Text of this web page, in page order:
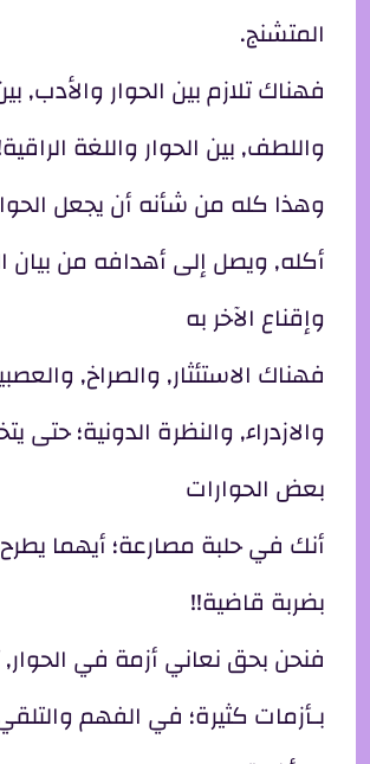
المتشنج.
فهناك تلازم بين الحوار والأدب,
واللطف, بين الحوار واللغة
وهذا كله من شأنه أن يجعل
أكله, ويصل إلى أهدافه من بيان
وإقناع الآخر به
فهناك الاستئثار, والصراخ,
والازدراء, والنظرة الدونية؛ حتى
بعض الحوارات
أنك في حلبة مصارعة؛ أيهما يطرح
بضربة قاضية!!
فنحن بحق نعاني أزمة في الحوار,
بـأزمات كثيرة؛ في الفهم